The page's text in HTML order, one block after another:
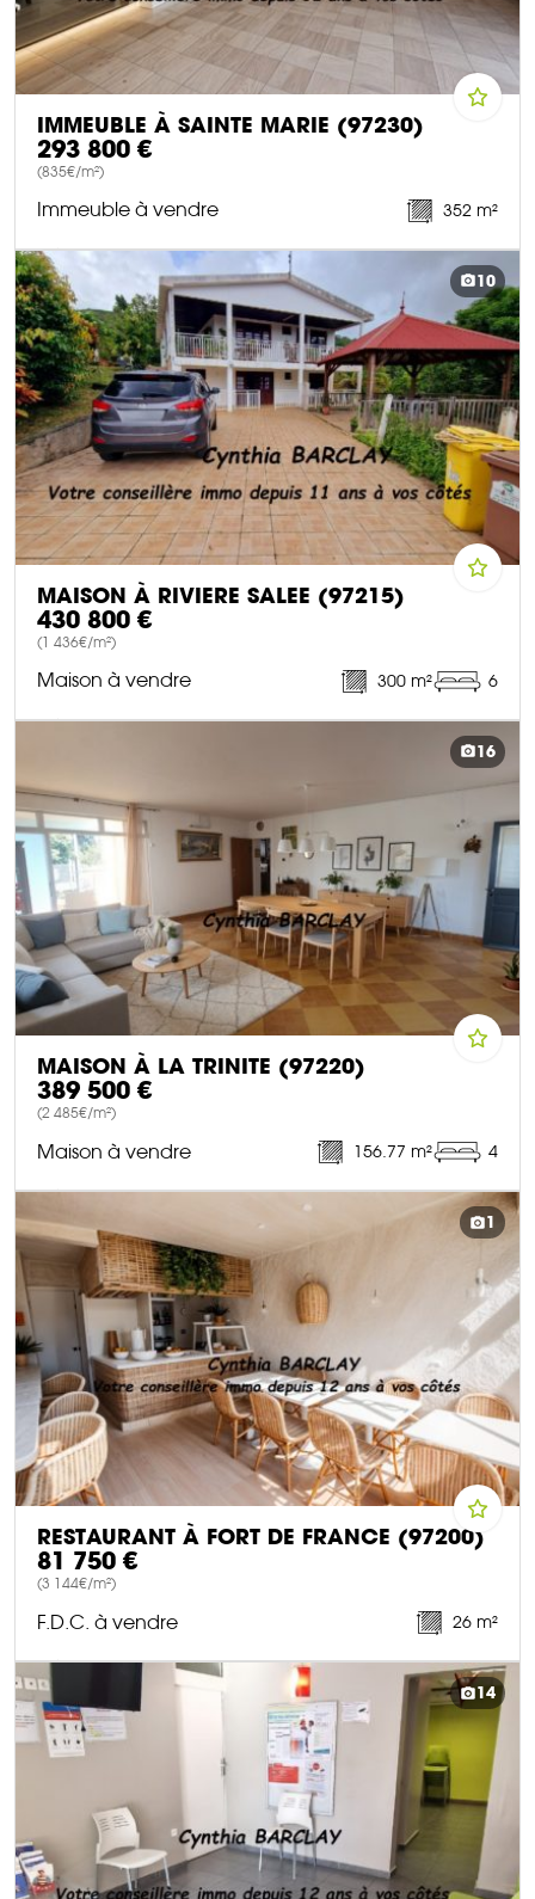
IMMEUBLE À SAINTE MARIE (97230)
293 800 €
(835€/m²)
Immeuble à vendre 352 m²
DÉCOUVRIR CE BIEN
10
MAISON À RIVIERE SALEE (97215)
430 800 €
(1 436€/m²)
Maison à vendre 300 m² 6
16
MAISON À LA TRINITE (97220)
389 500 €
(2 485€/m²)
Maison à vendre 156.77 m² 4
1
RESTAURANT À FORT DE FRANCE (97200)
81 750 €
(3 144€/m²)
F.D.C. à vendre 26 m²
DÉCOUVRIR CE BIEN
14